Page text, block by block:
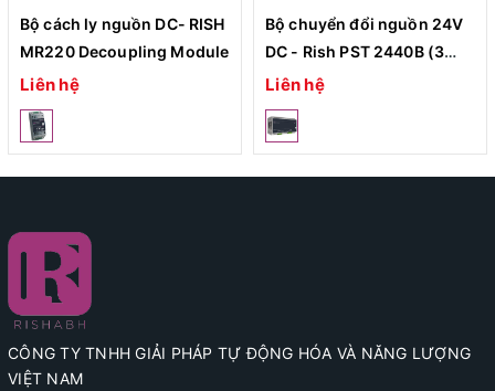
Bộ cách ly nguồn DC- RISH
MR220 Decoupling Module
Liên hệ
Bộ chuyển đổi nguồn 24V
DC - Rish PST 2440B (3
Phase)
Liên hệ
CÔNG TY TNHH GIẢI PHÁP TỰ ĐỘNG HÓA VÀ NĂNG LƯỢNG
VIỆT NAM